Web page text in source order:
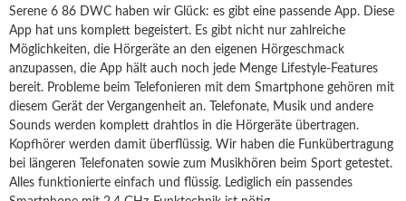
Serene 6 86 DWC haben wir Glück: es gibt eine passende App. Diese
App hat uns komplett begeistert. Es gibt nicht nur zahlreiche
Möglichkeiten, die Hörgeräte an den eigenen Hörgeschmack
anzupassen, die App hält auch noch jede Menge Lifestyle-Features
bereit. Probleme beim Telefonieren mit dem Smartphone gehören mit
diesem Gerät der Vergangenheit an. Telefonate, Musik und andere
Sounds werden komplett drahtlos in die Hörgeräte übertragen.
Kopfhörer werden damit überflüssig. Wir haben die Funkübertragung
bei längeren Telefonaten sowie zum Musikhören beim Sport getestet.
Alles funktionierte einfach und flüssig. Lediglich ein passendes